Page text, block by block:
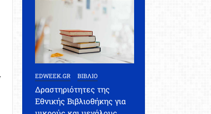
EDWEEK.GR ΒΙΒΛΙΟ
Δραστηριότητες της
Εθνικής Βιβλιοθήκης για